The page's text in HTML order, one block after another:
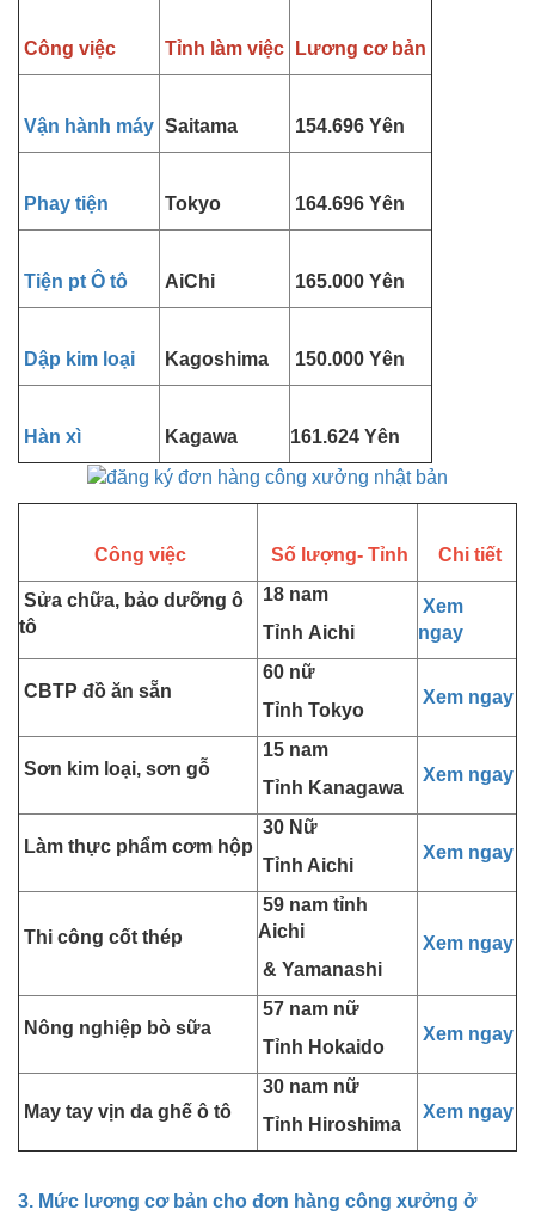
Công việc Tỉnh làm việc Lương cơ bản
Vận hành máy Saitama 154.696 Yên
Phay tiện Tokyo 164.696 Yên
Tiện pt Ô tô AiChi 165.000 Yên
Dập kim loại Kagoshima 150.000 Yên
Hàn xì Kagawa 161.624 Yên
Công việc Số lượng- Tỉnh Chi tiết
Sửa chữa, bảo dưỡng ô
tô
18 nam
Tỉnh Aichi
Xem
ngay
CBTP đồ ăn sẵn
60 nữ
Tỉnh Tokyo
Xem ngay
Sơn kim loại, sơn gỗ
15 nam
Tỉnh Kanagawa
Xem ngay
Làm thực phẩm cơm hộp
30 Nữ
Tỉnh Aichi
Xem ngay
Thi công cốt thép
59 nam tỉnh
Aichi
& Yamanashi
Xem ngay
Nông nghiệp bò sữa
57 nam nữ
Tỉnh Hokaido
Xem ngay
May tay vịn da ghế ô tô
30 nam nữ
Tỉnh Hiroshima
Xem ngay
3. Mức lương cơ bản cho đơn hàng công xưởng ở